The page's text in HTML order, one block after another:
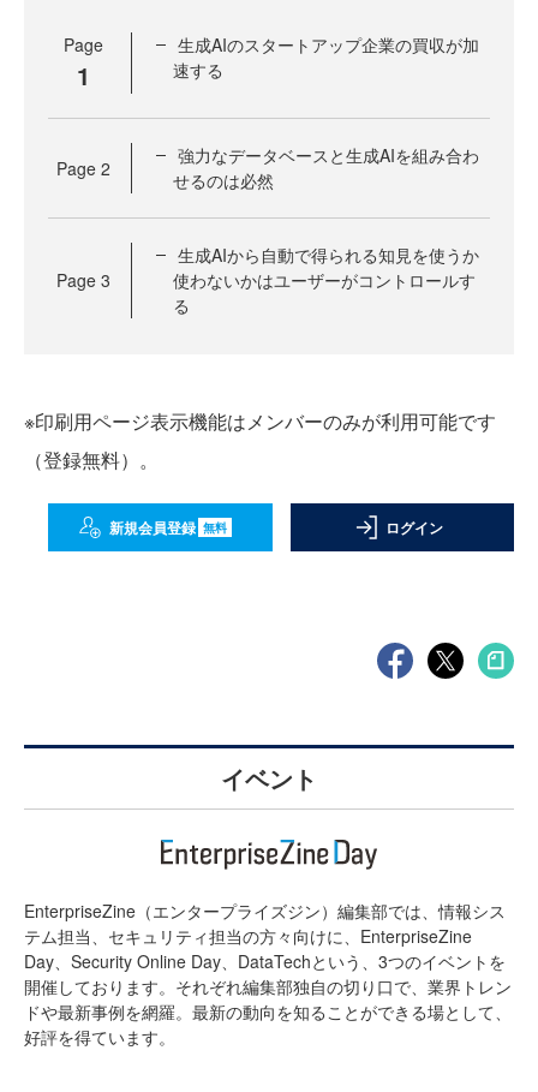
Page
1
生成AIのスタートアップ企業の買収が加
速する
Page 2
強力なデータベースと生成AIを組み合わ
せるのは必然
Page 3
生成AIから自動で得られる知見を使うか
使わないかはユーザーがコントロールす
る
※印刷用ページ表示機能はメンバーのみが利用可能です
（登録無料）。
新規会員登録 無料 ログイン
イベント
EnterpriseZine（エンタープライズジン）編集部では、情報シス
テム担当、セキュリティ担当の方々向けに、EnterpriseZine
Day、Security Online Day、DataTechという、3つのイベントを
開催しております。それぞれ編集部独自の切り口で、業界トレン
ドや最新事例を網羅。最新の動向を知ることができる場として、
好評を得ています。